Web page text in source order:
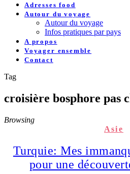
Adresses food
Autour du voyage
Autour du voyage
Infos pratiques par pays
A propos
Voyager ensemble
Contact
Tag
croisière bosphore pas
Browsing
Asie
Turquie: Mes
pour une